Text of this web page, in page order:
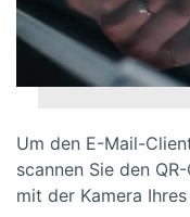
Um den E-Mail-
scannen Sie den
mit der Kamera